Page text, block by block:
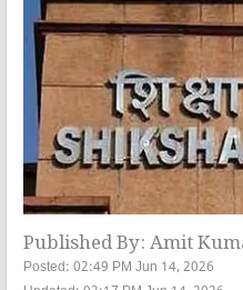
Published By: Amit
Posted: 02:49 PM Jun 14, 2026